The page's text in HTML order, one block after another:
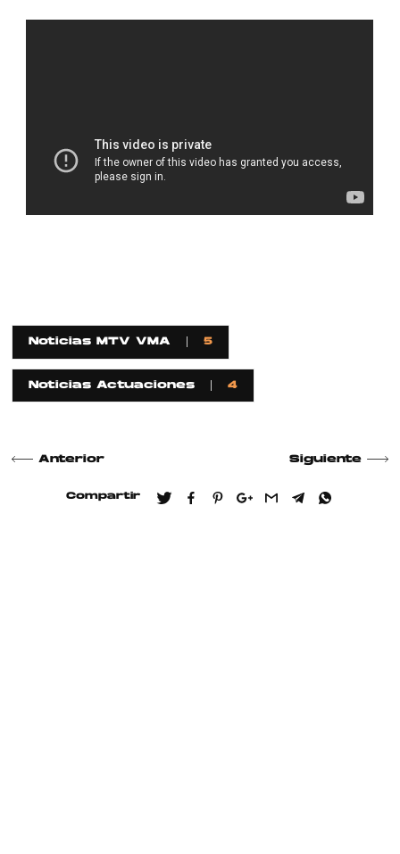
Noticias MTV VMA 5
Noticias Actuaciones 4
Anterior Siguiente
Compartir